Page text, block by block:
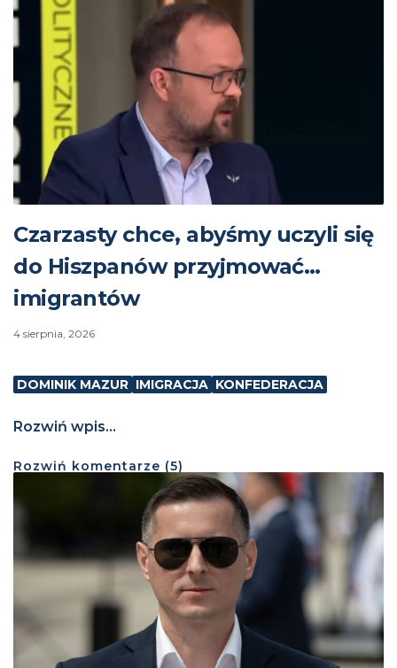
Czarzasty chce, abyśmy uczyli się
do Hiszpanów przyjmować…
imigrantów
4 sierpnia, 2026
DOMINIK MAZUR IMIGRACJA KONFEDERACJA
Rozwiń wpis...
Rozwiń komentarze (5)